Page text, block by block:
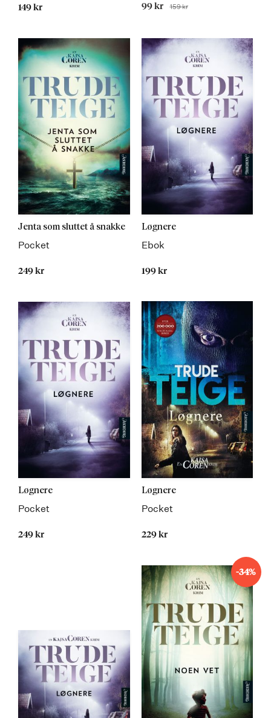
149 kr Tilbudspris
99 kr Før
159 kr
Jenta som sluttet å snakke
Pocket
249 kr
Løgnere
Ebok
199 kr
Løgnere
Pocket
249 kr
Løgnere
Pocket
229 kr
-34%